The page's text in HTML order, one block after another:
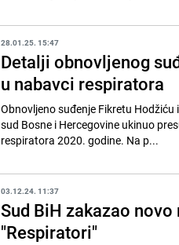
28.01.25. 15:47
Detalji obnovljenog
u nabavci respiratora
Obnovljeno suđenje Fikretu Hodžiću
sud Bosne i Hercegovine ukinuo
respiratora 2020. godine. Na p...
03.12.24. 11:37
Sud BiH zakazao
"Respiratori"